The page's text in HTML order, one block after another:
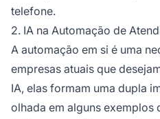
telefone.
2. IA na Automação de
A automação em si é uma
empresas atuais que
IA, elas formam uma dupla
olhada em alguns exemplos